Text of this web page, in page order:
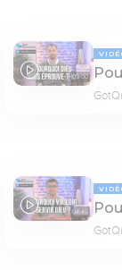
05:00
04:45